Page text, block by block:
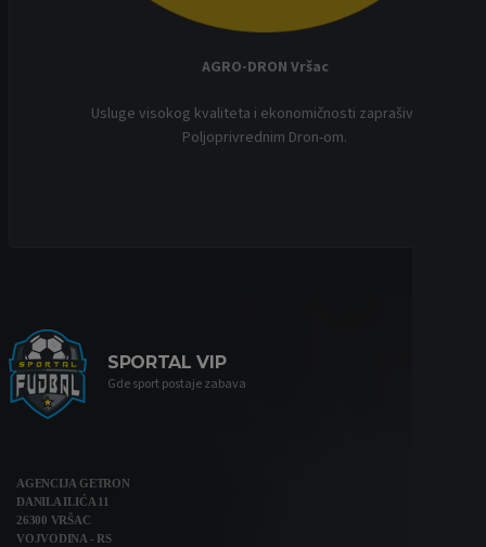
AGRO-DRON Vršac
Usluge visokog kvaliteta i ekonomičnosti zaprašivanja
Poljoprivrednim Dron-om.
SPORTAL VIP
Gde sport postaje zabava
AGENCIJA GETRON
DANILA ILIĆA 11
26300 VRŠAC
VOJVODINA - RS